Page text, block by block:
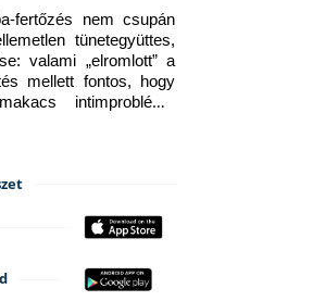
fertőzés nem csupán
tünetegyüttes,
valami „elromlott” a
mellett fontos, hogy
intimprobléma